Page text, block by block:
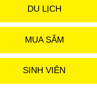
DU LỊCH
MUA SẮM
SINH VIÊN